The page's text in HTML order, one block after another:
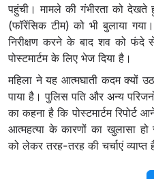
पहुंची। मामले की गंभीरता को देखते
(फॉरेंसिक टीम) को भी बुलाया
निरीक्षण करने के बाद शव को फंदे
पोस्टमार्टम के लिए भेज दिया है।
महिला ने यह आत्मघाती कदम क्यों
पाया है। पुलिस पति और अन्य
का कहना है कि पोस्टमार्टम
आत्महत्या के कारणों का खुलासा
को लेकर तरह-तरह की चर्चाएं व्याप्त